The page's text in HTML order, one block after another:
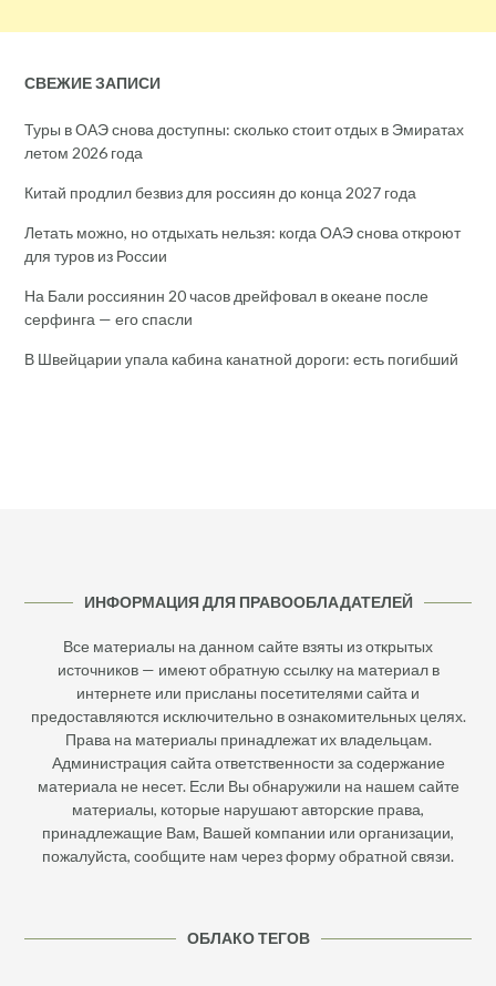
СВЕЖИЕ ЗАПИСИ
Туры в ОАЭ снова доступны: сколько стоит отдых в Эмиратах
летом 2026 года
Китай продлил безвиз для россиян до конца 2027 года
Летать можно, но отдыхать нельзя: когда ОАЭ снова откроют
для туров из России
На Бали россиянин 20 часов дрейфовал в океане после
серфинга — его спасли
В Швейцарии упала кабина канатной дороги: есть погибший
ИНФОРМАЦИЯ ДЛЯ ПРАВООБЛАДАТЕЛЕЙ
Все материалы на данном сайте взяты из открытых
источников — имеют обратную ссылку на материал в
интернете или присланы посетителями сайта и
предоставляются исключительно в ознакомительных целях.
Права на материалы принадлежат их владельцам.
Администрация сайта ответственности за содержание
материала не несет. Если Вы обнаружили на нашем сайте
материалы, которые нарушают авторские права,
принадлежащие Вам, Вашей компании или организации,
пожалуйста, сообщите нам через форму обратной связи.
ОБЛАКО ТЕГОВ